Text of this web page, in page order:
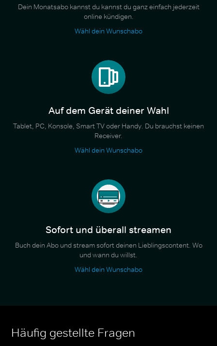
Dein Monatsabo kannst du kannst du ganz einfach jederzeit
online kündigen.
Wähl dein Wunschabo
Auf dem Gerät deiner Wahl
Tablet, PC, Konsole, Smart TV oder Handy. Du brauchst keinen
Receiver.
Wähl dein Wunschabo
Sofort und überall streamen
Buch dein Abo und stream sofort deinen Lieblingscontent. Wo
und wann du willst.
Wähl dein Wunschabo
Häufig gestellte Fragen